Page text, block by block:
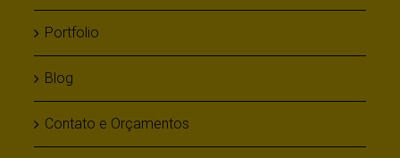
Portfolio
Blog
Contato e Orçamentos